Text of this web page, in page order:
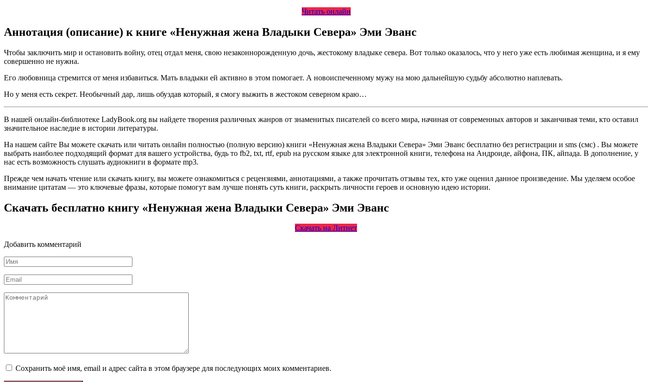
Читать онлайн
Аннотация (описание) к книге «Ненужная жена Владыки Севера» Эми Эванс
Чтобы заключить мир и остановить войну, отец отдал меня, свою незаконнорожденную дочь, жестокому владыке севера. Вот только оказалось, что у него уже есть любимая женщина, и я ему
совершенно не нужна.
Его любовница стремится от меня избавиться. Мать владыки ей активно в этом помогает. А новоиспеченному мужу на мою дальнейшую судьбу абсолютно наплевать.
Но у меня есть секрет. Необычный дар, лишь обуздав который, я смогу выжить в жестоком северном краю…
В нашей онлайн-библиотеке LadyBook.org вы найдете творения различных жанров от знаменитых писателей со всего мира, начиная от современных авторов и заканчивая теми, кто оставил
значительное наследие в истории литературы.
На нашем сайте Вы можете скачать или читать онлайн полностью (полную версию) книги «Ненужная жена Владыки Севера» Эми Эванс бесплатно без регистрации и sms (смс) . Вы можете
выбрать наиболее подходящий формат для вашего устройства, будь то fb2, txt, rtf, epub на русском языке для электронной книги, телефона на Андроиде, айфона, ПК, айпада. В дополнение, у
нас есть возможность слушать аудиокниги в формате mp3.
Прежде чем начать чтение или скачать книгу, вы можете ознакомиться с рецензиями, аннотациями, а также прочитать отзывы тех, кто уже оценил данное произведение. Мы уделяем особое
внимание цитатам — это ключевые фразы, которые помогут вам лучше понять суть книги, раскрыть личности героев и основную идею истории.
Скачать бесплатно книгу «Ненужная жена Владыки Севера» Эми Эванс
Скачать на Литнет
Добавить комментарий
Имя
*
Email
*
Комментарий
Сохранить моё имя, email и адрес сайта в этом браузере для последующих моих комментариев.